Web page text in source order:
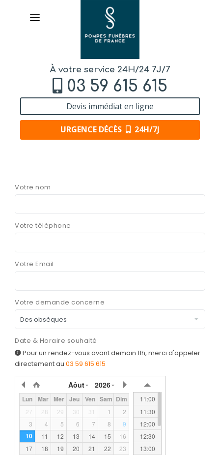
À votre service 24H/24 7J/7
03 59 615 615
Devis immédiat en ligne
URGENCE DÉCÈS 24H/7J
DE FLEURS
PRÉVOIR
SERVICES
Livraison de Fleurs Naturelles
Nos capitons funéraires
Nos cercueils
Nos monuments
Nos urnes funéraires
Votre nom
Votre téléphone
Votre Email
Votre demande concerne
Date & Horaire souhaité
Pour un rendez-vous avant demain 11h, merci d'appeler
directement au 03 59 615 615
Aôut 2026
Lun Mar Mer Jeu Ven Sam Dim
27 28 29 30 31 1
2
3
4 5 6 7 8 9
10 11 12 13 14 15
16
17
18 19 20 21 22
23
11:00
11:30
12:00
12:30
13:00